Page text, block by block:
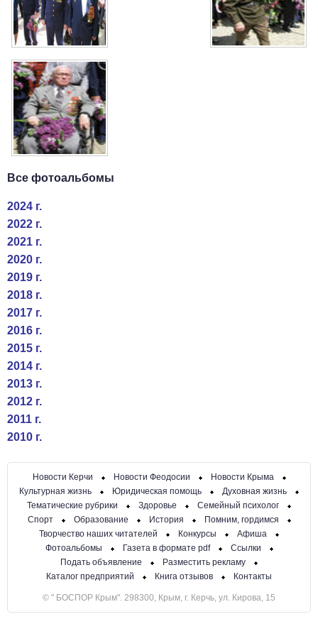
Все фотоальбомы
2024 г.
2022 г.
2021 г.
2020 г.
2019 г.
2018 г.
2017 г.
2016 г.
2015 г.
2014 г.
2013 г.
2012 г.
2011 г.
2010 г.
Новости Керчи Новости Феодосии
Новости Крыма
Культурная жизнь
Юридическая помощь
Духовная жизнь
Тематические рубрики
Здоровье
Семейный психолог
Спорт
Образование История
Помним, гордимся
Творчество наших читателей
Конкурсы
Афиша
Фотоальбомы
Газета в формате pdf
Ссылки
Подать объявление
Разместить рекламу
Каталог предприятий
Книга отзывов Контакты
© " БОСПОР Крым". 298300, Крым, г. Керчь, ул. Кирова, 15